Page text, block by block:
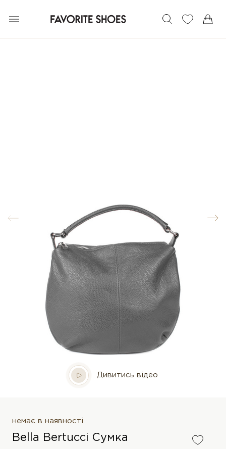
Дивитись відео
немає в наявності
Bella Bertucci Сумка